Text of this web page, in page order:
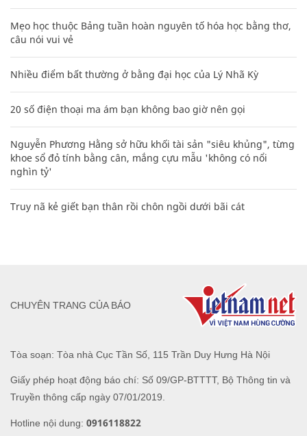
Mẹo học thuộc Bảng tuần hoàn nguyên tố hóa học bằng thơ,
câu nói vui vẻ
Nhiều điểm bất thường ở bằng đại học của Lý Nhã Kỳ
20 số điện thoại ma ám bạn không bao giờ nên gọi
Nguyễn Phương Hằng sở hữu khối tài sản "siêu khủng", từng
khoe sổ đỏ tính bằng cân, mắng cựu mẫu 'không có nổi
nghìn tỷ'
Truy nã kẻ giết bạn thân rồi chôn ngồi dưới bãi cát
Tòa soạn: Tòa nhà Cục Tần Số, 115 Trần Duy Hưng Hà Nội
Giấy phép hoạt động báo chí: Số 09/GP-BTTTT, Bộ Thông tin và
Truyền thông cấp ngày 07/01/2019.
Hotline nội dung: 0916118822
CHUYÊN TRANG CỦA BÁO